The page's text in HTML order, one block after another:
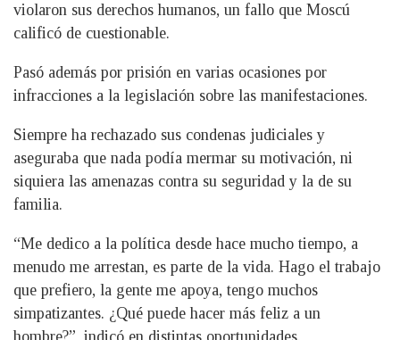
violaron sus derechos humanos, un fallo que Moscú
calificó de cuestionable.
Pasó además por prisión en varias ocasiones por
infracciones a la legislación sobre las manifestaciones.
Siempre ha rechazado sus condenas judiciales y
aseguraba que nada podía mermar su motivación, ni
siquiera las amenazas contra su seguridad y la de su
familia.
“Me dedico a la política desde hace mucho tiempo, a
menudo me arrestan, es parte de la vida. Hago el trabajo
que prefiero, la gente me apoya, tengo muchos
simpatizantes. ¿Qué puede hacer más feliz a un